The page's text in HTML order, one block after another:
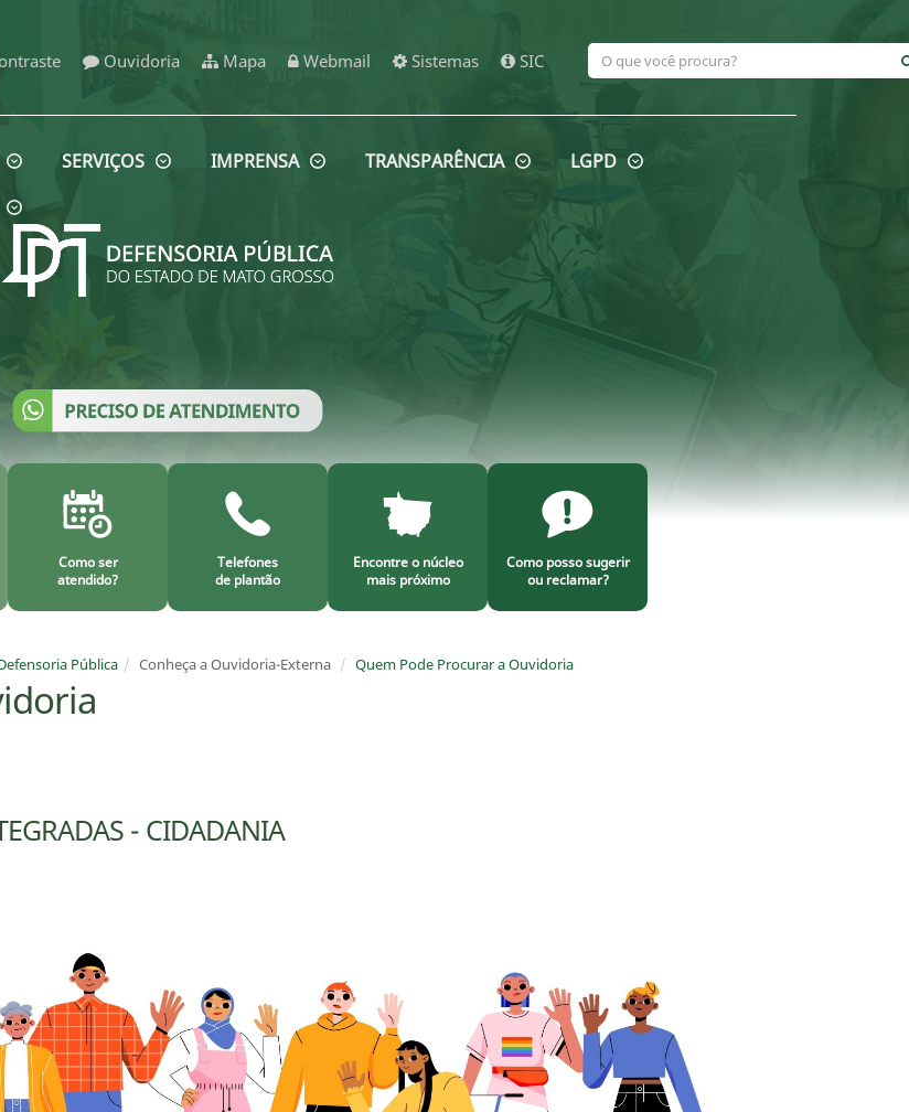
Ouvidoria Mapa Webmail Sistemas SIC
SERVIÇOS IMPRENSA TRANSPARÊNCIA
LGPD
Como ser
atendido?
Telefones
de plantão
Encontre o núcleo
mais próximo
Como posso sugerir
ou reclamar?
Pública Conheça a Ouvidoria-Externa Quem Pode Procurar a Ouvidoria
- CIDADANIA